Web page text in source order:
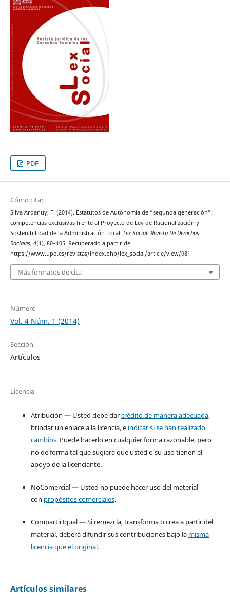
PDF
Cómo citar
Silva Ardanuy, F. (2014). Estatutos de Autonomía de “segunda generación”;
competencias exclusivas frente al Proyecto de Ley de Racionalización y
Sostenibilidad de la Administración Local. Lex Social: Revista De Derechos
Sociales, 4(1), 80–105. Recuperado a partir de
https://www.upo.es/revistas/index.php/lex_social/article/view/981
Más formatos de cita
Número
Vol. 4 Núm. 1 (2014)
Sección
Artículos
Licencia
Atribución — Usted debe darcrédito de manera adecuada,
brindar un enlace a la licencia, e indicar si se han realizado
cambios. Puede hacerlo en cualquier forma razonable, pero
no de forma tal que sugiera que usted o su uso tienen el
apoyo de la licenciante.
NoComercial — Usted no puede hacer uso del material
con propósitos comerciales.
CompartirIgual — Si remezcla, transforma o crea a partir del
material, deberá difundir sus contribuciones bajo la misma
licencia que el original.
Artículos similares